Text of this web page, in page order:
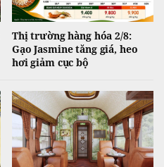
Thị trường hàng hóa 2/8:
Gạo Jasmine tăng giá, heo
hơi giảm cục bộ